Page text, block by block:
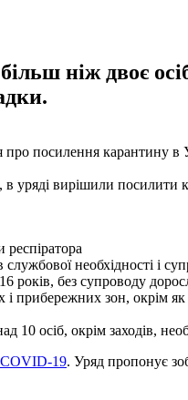
ніж двоє
посилення карантину
вирішили посилити
необхідності і
років, без супроводу
і прибережних зон,
10 осіб, окрім заходів,
COVID-19. Уряд пропонує